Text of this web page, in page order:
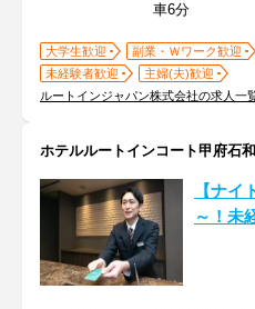
車6分
大学生歓迎 副業・Ｗワーク歓迎
未経験者歓迎
主婦(夫)歓迎
ルートインジャパン株式会社の求人一
ホテルルートインコート甲府石和
【ナイ
～！未